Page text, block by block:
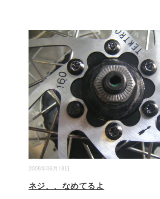
2008年06月18日
ネジ、、なめてるよ